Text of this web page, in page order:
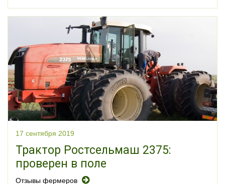
17 сентября 2019
Трактор Ростсельмаш 2375:
проверен в поле
Отзывы фермеров